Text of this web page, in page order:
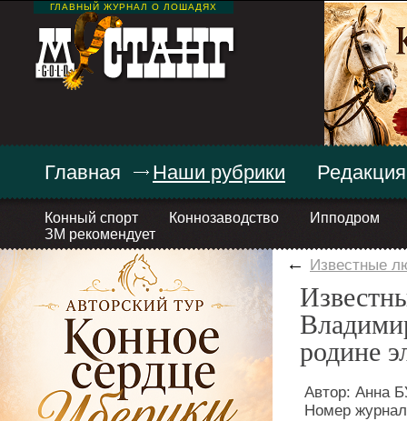
ГЛАВНЫЙ ЖУРНАЛ О ЛОШАДЯХ
Главная Наши рубрики
Конный спорт Коннозаводство
Ипподром
ЗМ рекомендует
Редакция
← Известные
родине
Автор: Анна
Номер